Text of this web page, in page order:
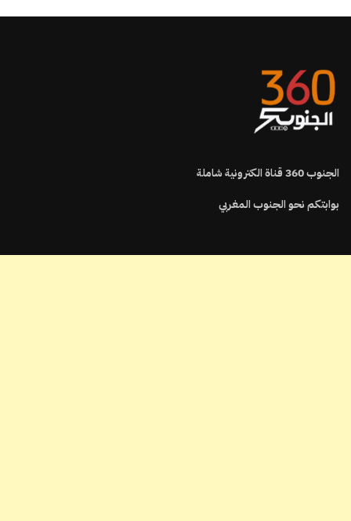
الجنوب360قناة الكترونية شاملة
بوابتكم نحو الجنوب المغربي